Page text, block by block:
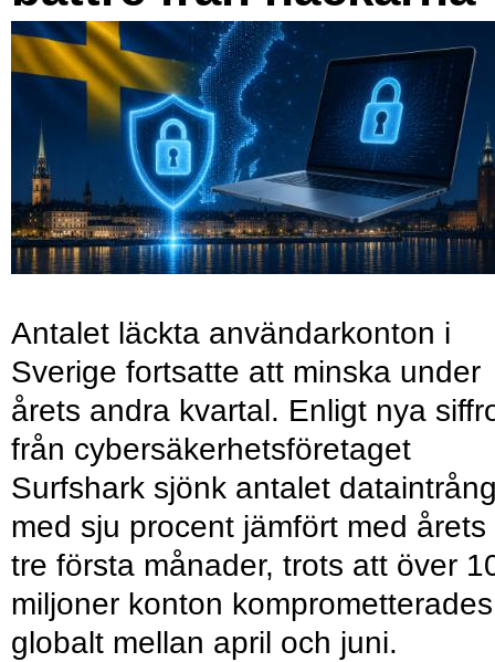
Antalet läckta användarkonton i
Sverige fortsatte att minska under
årets andra kvartal. Enligt nya
från cybersäkerhetsföretaget
Surfshark sjönk antalet
med sju procent jämfört med årets
tre första månader, trots att över
miljoner konton komprometterades
globalt mellan april och juni.